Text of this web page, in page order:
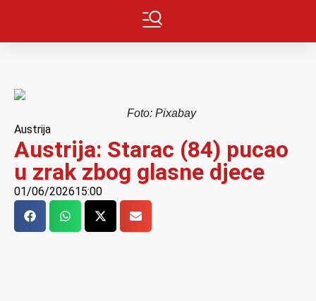
Foto: Pixabay
Austrija
Austrija: Starac (84) pucao
u zrak zbog glasne djece
01/06/202615:00